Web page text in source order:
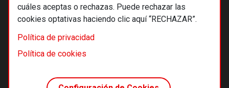
cuáles aceptas o rechazas. Puede rechazar las
cookies optativas haciendo clic aquí “RECHAZAR”.
Política de privacidad
Política de cookies
© 2026 Alternativas económicas SCCL
Footer
Términos y condiciones de uso
Política de cookies